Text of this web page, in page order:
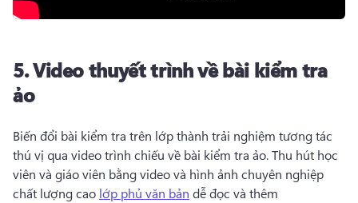
5.Video thuyết trình về bài kiểm tra
ảo
Biến đổi bài kiểm tra trên lớp thành trải nghiệm tương tác
thú vị qua video trình chiếu về bài kiểm tra ảo. Thu hút học
viên và giáo viên bằng video và hình ảnh chuyên nghiệp
chất lượng cao lớp phủ văn bản dễ đọc và thêm